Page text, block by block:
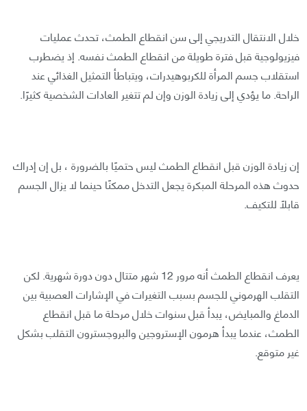
خلال الانتقال التدريجي إلى سن انقطاع الطمث، تحدث عمليات
فيزيولوجية قبل فترة طويلة من انقطاع الطمث نفسه. إذ يضطرب
استقلاب جسم المرأة للكربوهيدرات، ويتباطأ التمثيل الغذائي عند
الراحة. ما يؤدي إلى زيادة الوزن وإن لم تتغير العادات الشخصية كثيرًا.
إن زيادة الوزن قبل انقطاع الطمث ليس حتميًا بالضرورة ، بل إن إدراك
حدوث هذه المرحلة المبكرة يجعل التدخل ممكنًا حينما لا يزال الجسم
قابلًا للتكيف.
يعرف انقطاع الطمث أنه مرور 12 شهر متتال دون دورة شهرية. لكن
التقلب الهرموني للجسم بسبب التغيرات في الإشارات العصبية بين
الدماغ والمبايض، يبدأ قبل سنوات خلال مرحلة ما قبل انقطاع
الطمث، عندما يبدأ هرمون الإستروجين والبروجسترون التقلب بشكل
غير متوقع.